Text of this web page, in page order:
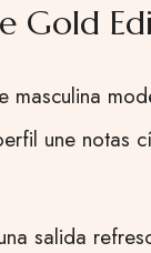
Gold
masculina
une notas
salida